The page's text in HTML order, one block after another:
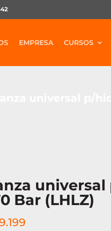
EMPRESA CURSOS
Bar (LHLZ)